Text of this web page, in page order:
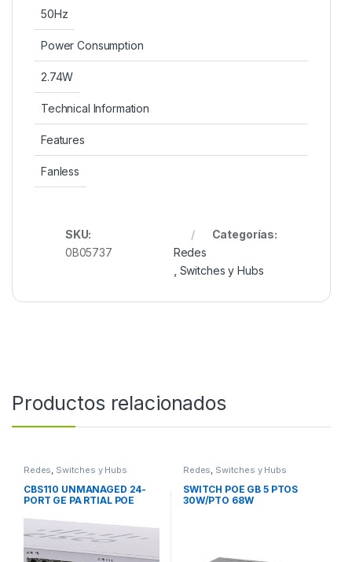
50Hz
Power Consumption
2.74W
Technical Information
Features
Fanless
SKU:
0B05737
Categorías:
Redes
Switches y Hubs
Productos relacionados
Redes Switches y Hubs
CBS110 UNMANAGED 24-
PORT GE PA RTIAL POE
UNMANAGED 24-PORT GE
PA RTIAL POE 2X1G SFP
SHARED
Redes Switches y Hubs
SWITCH POE GB 5 PTOS
30W/PTO 68W